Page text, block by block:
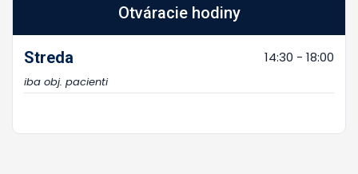
Otváracie hodiny
Streda 14:30 - 18:00
iba obj. pacienti